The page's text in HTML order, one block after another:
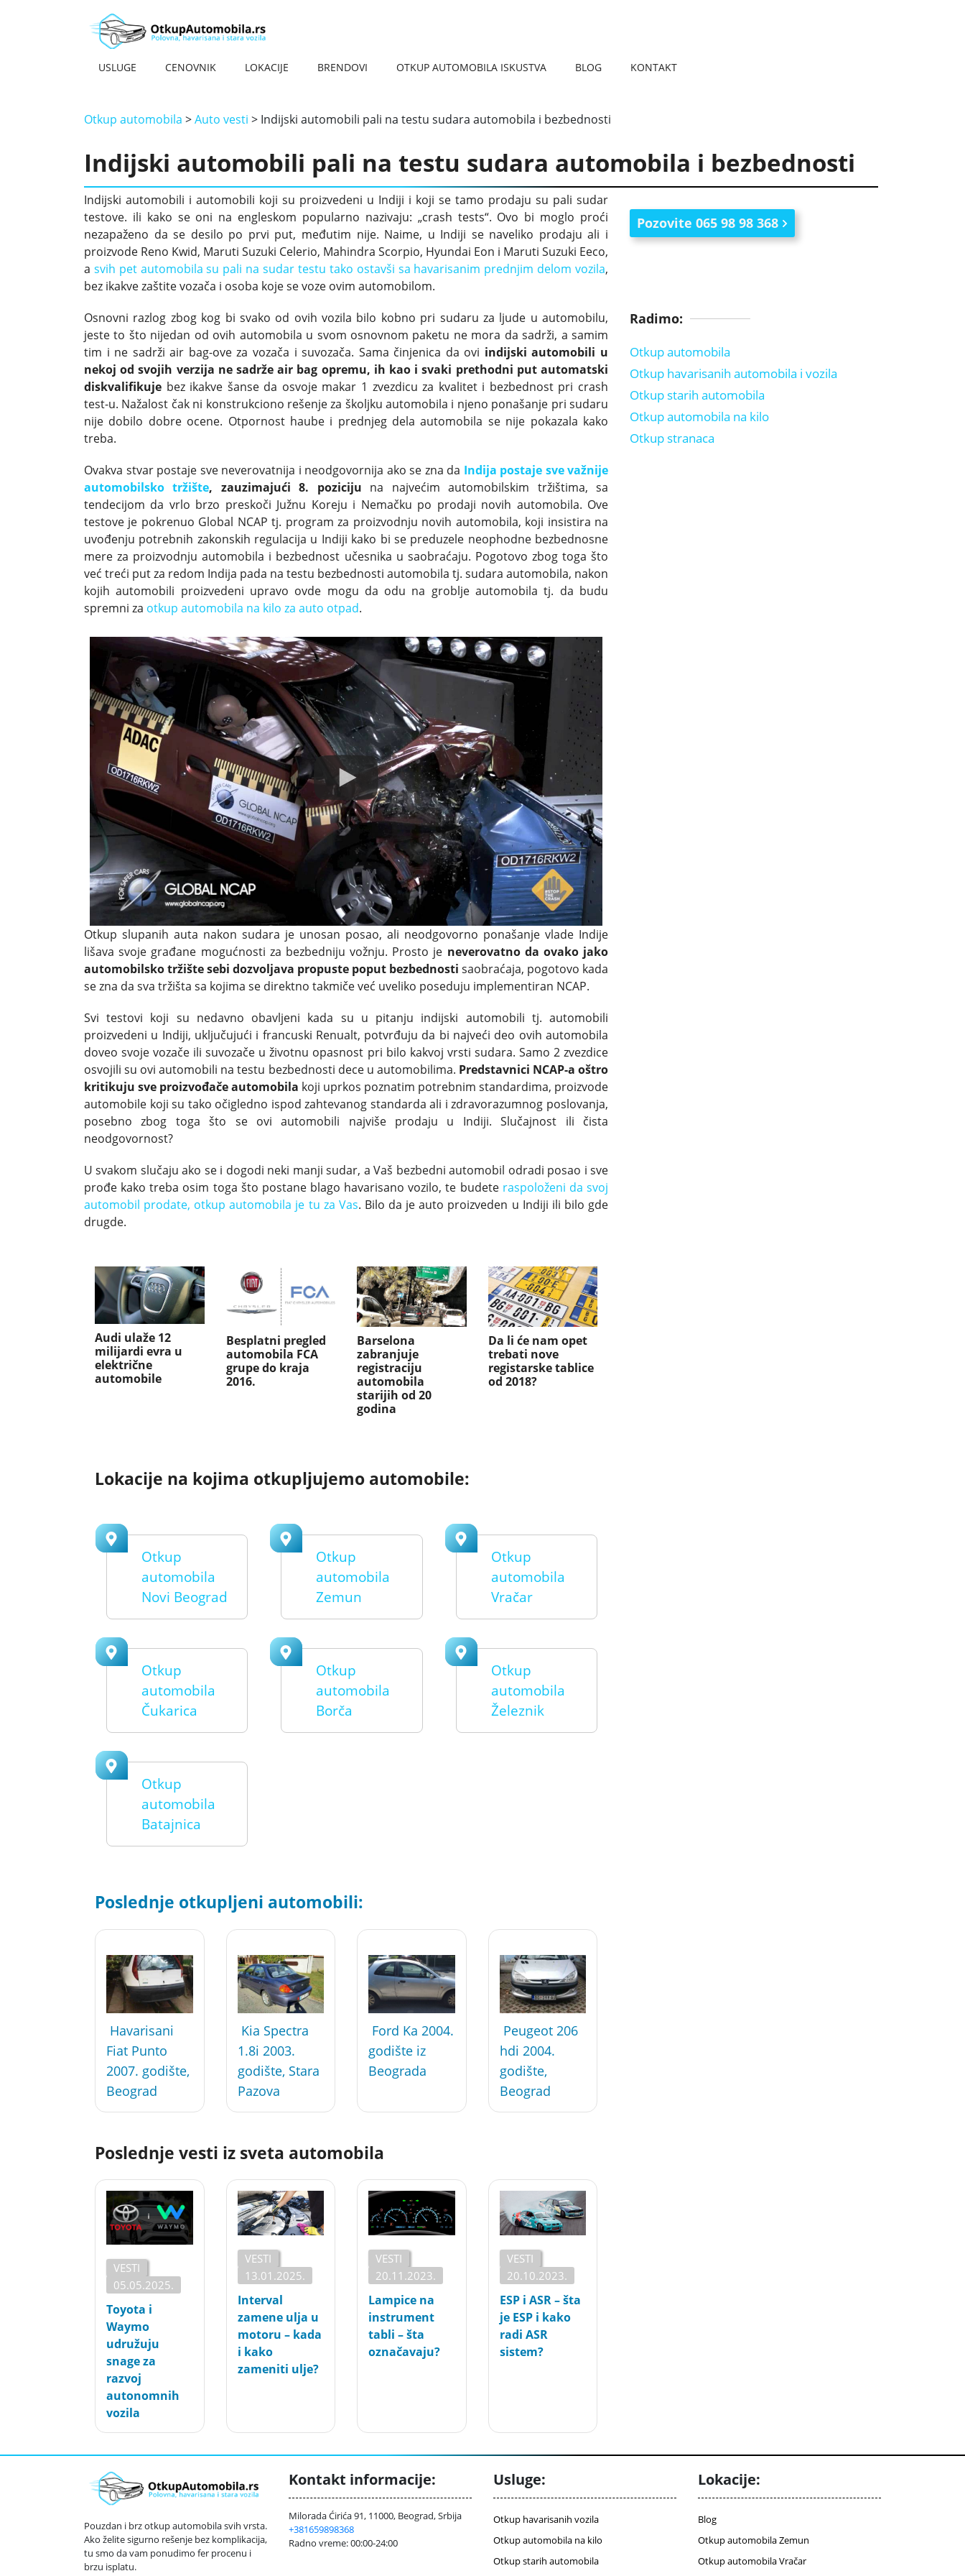
USLUGE CENOVNIK LOKACIJE BRENDOVI OTKUP AUTOMOBILA ISKUSTVA BLOG KONTAKT
Otkup automobila >Auto vesti > Indijski automobili pali na testu sudara automobila i bezbednosti
Indijski automobili pali na testu sudara automobila i bezbednosti
Indijski automobili i automobili koji su proizvedeni u Indiji i koji se tamo prodaju su pali sudar
testove. ili kako se oni na engleskom popularno nazivaju: „crash tests“. Ovo bi moglo proći
nezapaženo da se desilo po prvi put, međutim nije. Naime, u Indiji se naveliko prodaju ali i
proizvode Reno Kwid, Maruti Suzuki Celerio, Mahindra Scorpio, Hyundai Eon i Maruti Suzuki Eeco,
a svih pet automobila su pali na sudar testu tako ostavši sa havarisanim prednjim delom vozila,
bez ikakve zaštite vozača i osoba koje se voze ovim automobilom.
Osnovni razlog zbog kog bi svako od ovih vozila bilo kobno pri sudaru za ljude u automobilu,
jeste to što nijedan od ovih automobila u svom osnovnom paketu ne mora da sadrži, a samim
tim i ne sadrži air bag-ove za vozača i suvozača. Sama činjenica da ovi indijski automobili u
nekoj od svojih verzija ne sadrže air bag opremu, ih kao i svaki prethodni put automatski
diskvalifikuje bez ikakve šanse da osvoje makar 1 zvezdicu za kvalitet i bezbednost pri crash
test-u. Nažalost čak ni konstrukciono rešenje za školjku automobila i njeno ponašanje pri sudaru
nije dobilo dobre ocene. Otpornost haube i prednjeg dela automobila se nije pokazala kako
treba.
Ovakva stvar postaje sve neverovatnija i neodgovornija ako se zna da Indija postaje sve važnije
automobilsko tržište, zauzimajući 8. poziciju na najvećim automobilskim tržištima, sa
tendecijom da vrlo brzo preskoči Južnu Koreju i Nemačku po prodaji novih automobila. Ove
testove je pokrenuo Global NCAP tj. program za proizvodnju novih automobila, koji insistira na
uvođenju potrebnih zakonskih regulacija u Indiji kako bi se preduzele neophodne bezbednosne
mere za proizvodnju automobila i bezbednost učesnika u saobraćaju. Pogotovo zbog toga što
već treći put za redom Indija pada na testu bezbednosti automobila tj. sudara automobila, nakon
kojih automobili proizvedeni upravo ovde mogu da odu na groblje automobila tj. da budu
spremni za otkup automobila na kilo za auto otpad.
Otkup slupanih auta nakon sudara je unosan posao, ali neodgovorno ponašanje vlade Indije
lišava svoje građane mogućnosti za bezbedniju vožnju. Prosto je neverovatno da ovako jako
automobilsko tržište sebi dozvoljava propuste poput bezbednosti saobraćaja, pogotovo kada
se zna da sva tržišta sa kojima se direktno takmiče već uveliko poseduju implementiran NCAP.
Svi testovi koji su nedavno obavljeni kada su u pitanju indijski automobili tj. automobili
proizvedeni u Indiji, uključujući i francuski Renualt, potvrđuju da bi najveći deo ovih automobila
doveo svoje vozače ili suvozače u životnu opasnost pri bilo kakvoj vrsti sudara. Samo 2 zvezdice
osvojili su ovi automobili na testu bezbednosti dece u automobilima. Predstavnici NCAP-a oštro
kritikuju sve proizvođače automobila koji uprkos poznatim potrebnim standardima, proizvode
automobile koji su tako očigledno ispod zahtevanog standarda ali i zdravorazumnog poslovanja,
posebno zbog toga što se ovi automobili najviše prodaju u Indiji. Slučajnost ili čista
neodgovornost?
U svakom slučaju ako se i dogodi neki manji sudar, a Vaš bezbedni automobil odradi posao i sve
prođe kako treba osim toga što postane blago havarisano vozilo, te budete raspoloženi da svoj
automobil prodate, otkup automobila je tu za Vas. Bilo da je auto proizveden u Indiji ili bilo gde
drugde.
Audi ulaže 12
milijardi evra u
električne
automobile
Besplatni pregled
automobila FCA
grupe do kraja
2016.
Barselona
zabranjuje
registraciju
automobila
starijih od 20
godina
Da li će nam opet
trebati nove
registarske tablice
od 2018?
Lokacije na kojima otkupljujemo automobile:
Otkup
automobila
Novi Beograd
Otkup
automobila
Zemun
Otkup
automobila
Vračar
Otkup
automobila
Čukarica
Otkup
automobila
Borča
Otkup
automobila
Železnik
Otkup
automobila
Batajnica
Poslednje otkupljeni automobili:
Havarisani
Fiat Punto
2007. godište,
Beograd
Kia Spectra
1.8i 2003.
godište, Stara
Pazova
Ford Ka 2004.
godište iz
Beograda
Peugeot 206
hdi 2004.
godište,
Beograd
Poslednje vesti iz sveta automobila
VESTI
05.05.2025.
Toyota i
Waymo
udružuju
snage za
razvoj
autonomnih
vozila
VESTI
13.01.2025.
Interval
zamene ulja u
motoru – kada
i kako
zameniti ulje?
VESTI
20.11.2023.
Lampice na
instrument
tabli – šta
označavaju?
VESTI
20.10.2023.
ESP i ASR – šta
je ESP i kako
radi ASR
sistem?
Pozovite 065 98 98 368
Radimo:
Otkup automobila
Otkup havarisanih automobila i vozila
Otkup starih automobila
Otkup automobila na kilo
Otkup stranaca
Pouzdan i brz otkup automobila svih vrsta.
Ako želite sigurno rešenje bez komplikacija,
tu smo da vam ponudimo fer procenu i
brzu isplatu.
Kontakt informacije:
Milorada Ćirića 91, 11000, Beograd, Srbija
+381659898368
Radno vreme: 00:00-24:00
Usluge:
Otkup havarisanih vozila
Otkup automobila na kilo
Otkup starih automobila
Lokacije:
Blog
Otkup automobila Zemun
Otkup automobila Vračar